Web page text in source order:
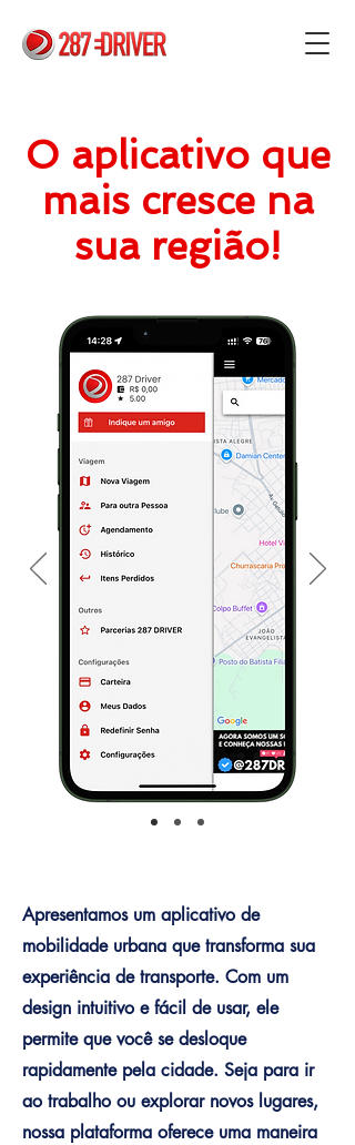
O aplicativo que
mais cresce na
sua região!
Apresentamos um aplicativo de
mobilidade urbana que transforma sua
experiência de transporte. Com um
design intuitivo e fácil de usar, ele
permite que você se desloque
rapidamente pela cidade. Seja para ir
ao trabalho ou explorar novos lugares,
nossa plataforma oferece uma maneira